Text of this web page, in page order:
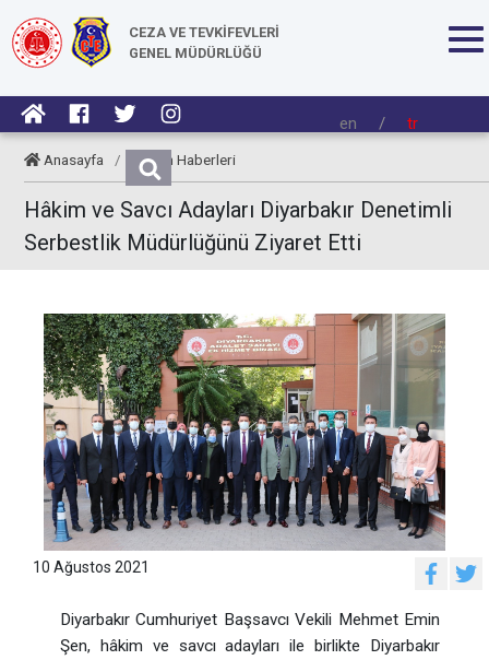
CEZA VE TEVKİFEVLERİ
GENEL MÜDÜRLÜĞÜ
en / tr
Anasayfa / Kurum Haberleri
Hâkim ve Savcı Adayları Diyarbakır Denetimli
Serbestlik Müdürlüğünü Ziyaret Etti
10 Ağustos 2021
Diyarbakır Cumhuriyet Başsavcı Vekili Mehmet Emin
Şen, hâkim ve savcı adayları ile birlikte Diyarbakır